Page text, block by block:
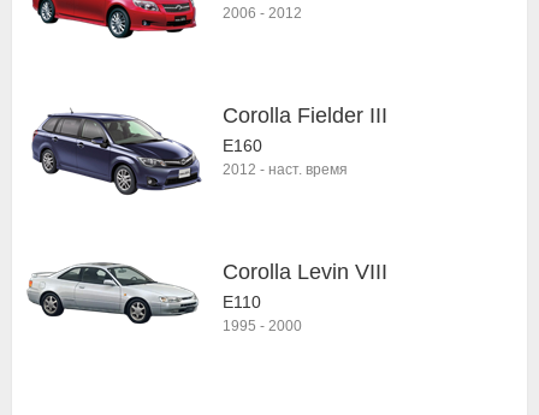
2006 - 2012
Corolla Fielder III
E160
2012 - наст. время
Corolla Levin VIII
E110
1995 - 2000